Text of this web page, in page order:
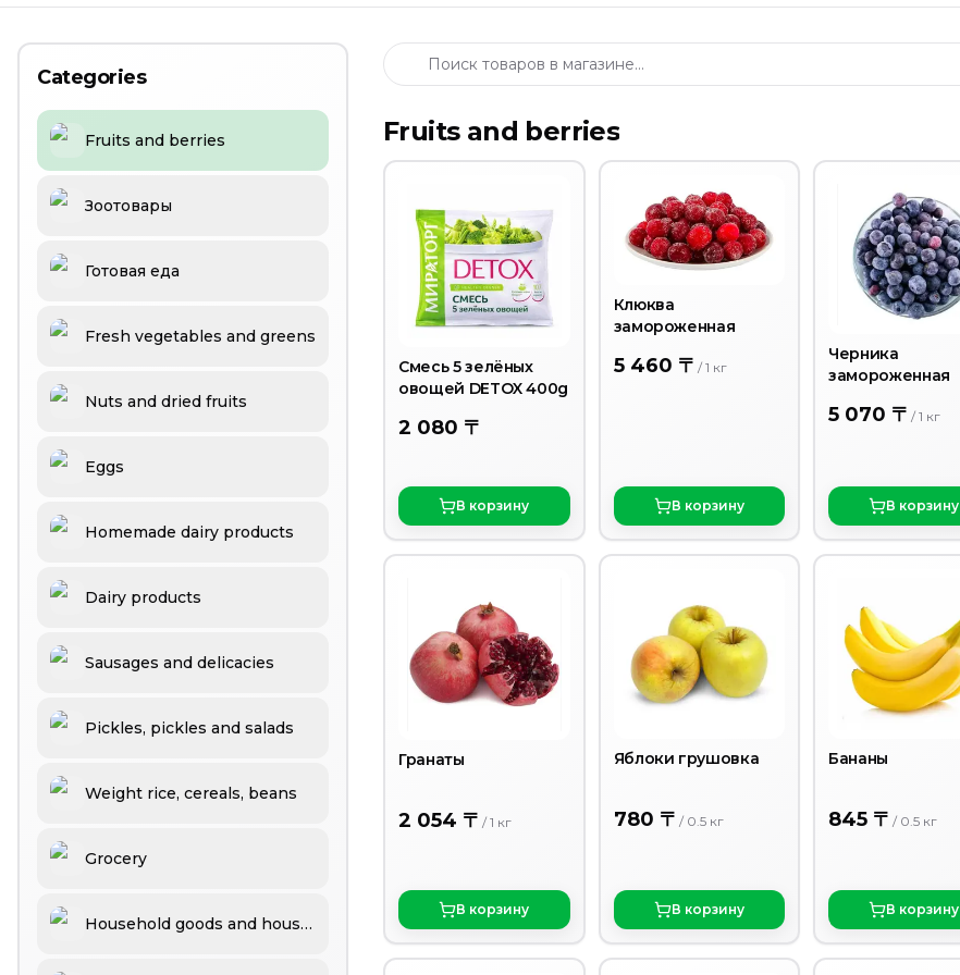
Мандарины Марокко
Мандарины (Пакистан)
Слива черная (венгерка)
Мандарины сладкие без косточек
Мандарины медовые
Categories
Fruits and berries
Зоотовары
Готовая еда
Fresh vegetables and greens
Nuts and dried fruits
Eggs
Homemade dairy products
Dairy products
Sausages and delicacies
Pickles, pickles and salads
Weight rice, cereals, beans
Grocery
Household goods and household chemicals
Fruits and berries
Смесь 5 зелёных
овощей DETOX 400g
2 080 〒
В корзину
Клюква
замороженная
5 460 〒 /1 кг
В корзину
Черника
замороженная
5 070 〒/1 кг
В корзину
Гранаты
2 054 〒 / 1 кг
В корзину
Яблоки грушовка
780 〒 / 0.5 кг
В корзину
Бананы
845 〒/ 0.5 кг
В корзину